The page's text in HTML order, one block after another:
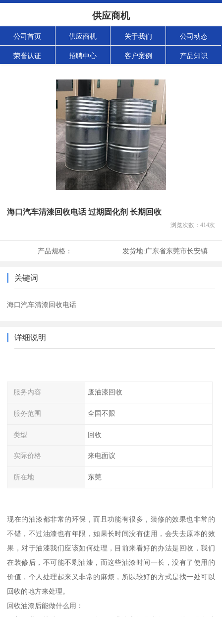
供应商机
公司首页 供应商机 关于我们 公司动态
荣誉认证 招聘中心 客户案例 产品知识
海口汽车清漆回收电话 过期固化剂 长期回收
浏览次数： 414次
产品规格： 发货地:广东省东莞市长安镇
关键词
海口汽车清漆回收电话
详细说明
服务内容 废油漆回收
服务范围 全国不限
类型 回收
实际价格 来电面议
所在地 东莞
现在的油漆都非常的环保，而且功能有很多，装修的效果也非常的
不错，不过油漆也有年限，如果长时间没有使用，会失去原本的效
果，对于油漆我们应该如何处理，目前来看好的办法是回收，我们
在装修后，不可能不剩油漆，而这些油漆时间一长，没有了使用的
价值，个人处理起来又非常的麻烦，所以较好的方式是找一处可以
回收的地方来处理。
回收油漆后能做什么用：